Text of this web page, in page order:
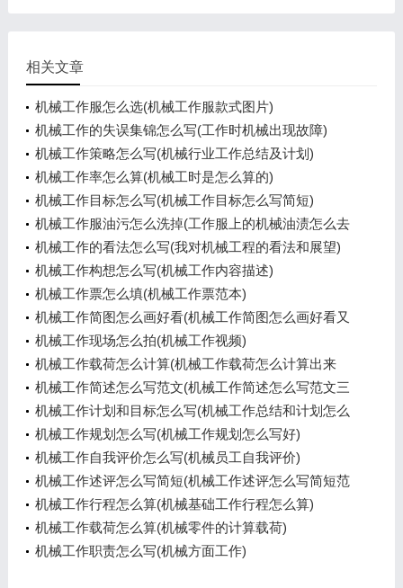
相关文章
机械工作服怎么选(机械工作服款式图片)
机械工作的失误集锦怎么写(工作时机械出现故障)
机械工作策略怎么写(机械行业工作总结及计划)
机械工作率怎么算(机械工时是怎么算的)
机械工作目标怎么写(机械工作目标怎么写简短)
机械工作服油污怎么洗掉(工作服上的机械油渍怎么去
除小窍门)
机械工作的看法怎么写(我对机械工程的看法和展望)
机械工作构想怎么写(机械工作内容描述)
机械工作票怎么填(机械工作票范本)
机械工作简图怎么画好看(机械工作简图怎么画好看又
简单)
机械工作现场怎么拍(机械工作视频)
机械工作载荷怎么计算(机械工作载荷怎么计算出来
的)
机械工作简述怎么写范文(机械工作简述怎么写范文三
年级)
机械工作计划和目标怎么写(机械工作总结和计划怎么
写)
机械工作规划怎么写(机械工作规划怎么写好)
机械工作自我评价怎么写(机械员工自我评价)
机械工作述评怎么写简短(机械工作述评怎么写简短范
文)
机械工作行程怎么算(机械基础工作行程怎么算)
机械工作载荷怎么算(机械零件的计算载荷)
机械工作职责怎么写(机械方面工作)